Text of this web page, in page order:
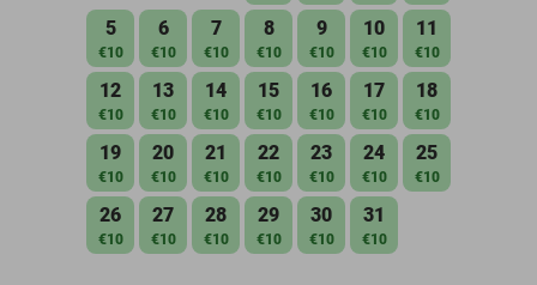
5
€10
6
€10
7
€10
8
€10
9
€10
10
€10
11
€10
12
€10
13
€10
14
€10
15
€10
16
€10
17
€10
18
€10
19
€10
20
€10
21
€10
22
€10
23
€10
24
€10
25
€10
26
€10
27
€10
28
€10
29
€10
30
€10
31
€10